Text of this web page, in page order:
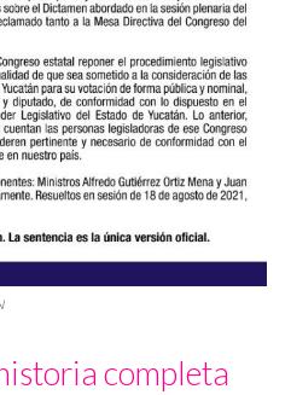
completa